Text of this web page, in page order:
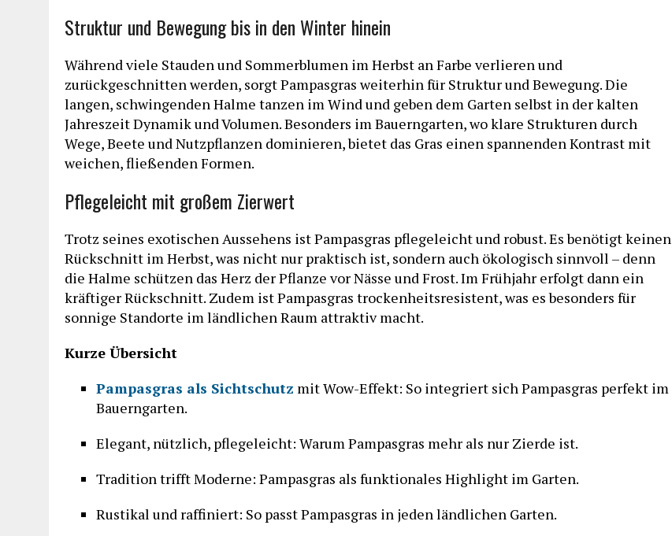
Struktur und Bewegung bis in den Winter hinein
Während viele Stauden und Sommerblumen im Herbst an Farbe verlieren und
zurückgeschnitten werden, sorgt Pampasgras weiterhin für Struktur und Bewegung. Die
langen, schwingenden Halme tanzen im Wind und geben dem Garten selbst in der kalten
Jahreszeit Dynamik und Volumen. Besonders im Bauerngarten, wo klare Strukturen durch
Wege, Beete und Nutzpflanzen dominieren, bietet das Gras einen spannenden Kontrast mit
weichen, fließenden Formen.
Pflegeleicht mit großem Zierwert
Trotz seines exotischen Aussehens ist Pampasgras pflegeleicht und robust. Es benötigt keinen
Rückschnitt im Herbst, was nicht nur praktisch ist, sondern auch ökologisch sinnvoll – denn
die Halme schützen das Herz der Pflanze vor Nässe und Frost. Im Frühjahr erfolgt dann ein
kräftiger Rückschnitt. Zudem ist Pampasgras trockenheitsresistent, was es besonders für
sonnige Standorte im ländlichen Raum attraktiv macht.
Kurze Übersicht
Pampasgras als Sichtschutz mit Wow-Effekt: So integriert sich Pampasgras perfekt im
Bauerngarten.
Elegant, nützlich, pflegeleicht: Warum Pampasgras mehr als nur Zierde ist.
Tradition trifft Moderne: Pampasgras als funktionales Highlight im Garten.
Rustikal und raffiniert: So passt Pampasgras in jeden ländlichen Garten.